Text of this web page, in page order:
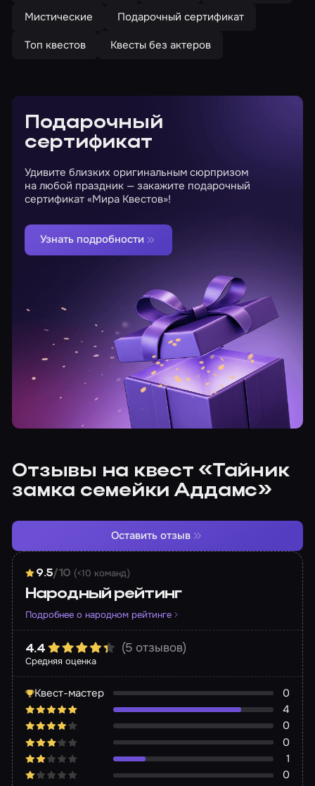
Мистические
Подарочный сертификат
Топ квестов
Квесты без актеров
Подарочный
сертификат
Удивите близких оригинальным сюрпризом
на любой праздник — закажите подарочный
сертификат «Мира Квестов»!
Узнать подробности
Отзывы на квест «Тайник
замка семейки Аддамс»
9.5/10 (<10 команд)
Народный рейтинг
Подробнее о народном рейтинге
Средняя оценка
4.4 (5 отзывов)
Квест-мастер
0
4
0
0
1
0
Оставить отзыв